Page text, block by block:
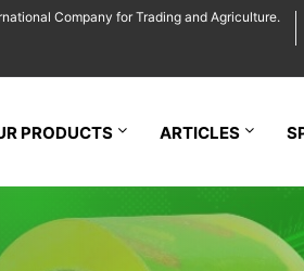
Company for Trading and Agriculture.
PRODUCTS ARTICLES